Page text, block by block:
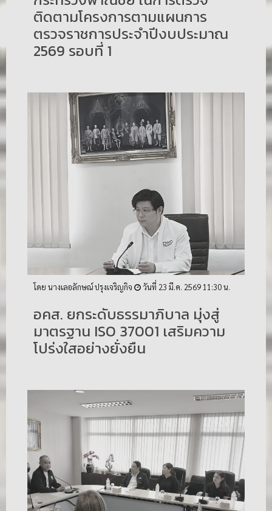
ติดตามโครงการตามแผนการ
ตรวจราชการประจำปีงบประมาณ
2569 รอบที่ 1
โดย นางเลอลักษณ์ ปรุงเจริญกิจ วันที่ 23 มี.ค. 2569 11:30 น.
​อคส. ยกระดับธรรมาภิบาล มุ่งสู่
มาตรฐาน ISO 37001 เสริมความ
โปร่งใสอย่างยั่งยืน